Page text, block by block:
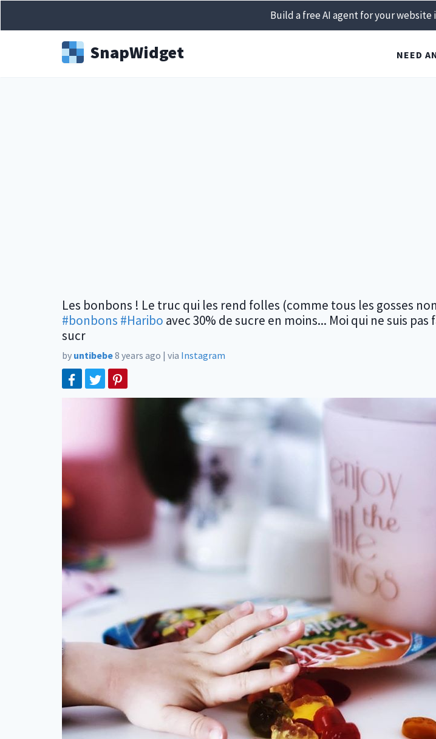
Build a free AI agent for your website
SnapWidget NEED
Les bonbons ! Le truc qui les rend folles (comme tous les gosses
#bonbons #Haribo avec 30% de sucre en moins... Moi qui ne suis
sucr
by untibebe8 years ago | via Instagram